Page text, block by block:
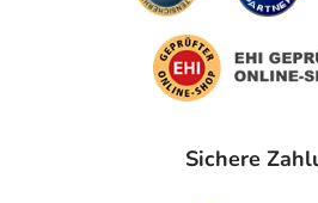
Sichere